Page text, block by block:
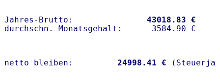
Jahres-Brutto: 43018.83 €
netto bleiben: 24998.41 €